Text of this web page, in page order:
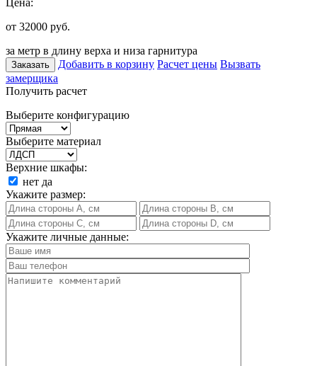
от 32000 руб.
за метр в длину верха и низа гарнитура
Заказать Добавить в корзину Расчет цены Вызвать
замерщика
Получить расчет
Выберите конфигурацию
Выберите материал
Верхние шкафы:
нет да
Укажите размер:
Укажите личные данные: